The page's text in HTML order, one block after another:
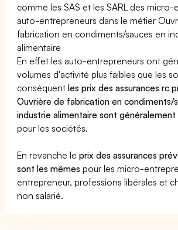
comme les SAS et les SARL des
auto-entrepreneurs dans le métier
fabrication en condiments/sauces en
alimentaire
En effet les auto-entrepreneurs ont
volumes d'activité plus faibles que les
conséquentles prix des assurances rc
Ouvrière de fabrication en condiments/
industrie alimentaire sont généralement
pour les sociétés.
En revanche leprix des assurances
sont les mêmes pour les micro-
entrepreneur, professions libérales et
non salarié.